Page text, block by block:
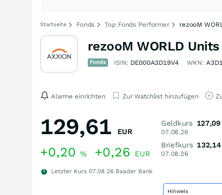
Startseite Fonds Top Fonds Performer rezooM
rezooM WORLD
Fonds ISIN: DE000A3D19V4 WKN:
Alarme einrichten Zur Watchlist hinzufügen
129,61 EUR
+0,20 % +0,26 EUR
Letzter Kurs 07.08.26 Baader Bank
Geldkurs
07.08.26
127,09
Briefkurs
07.08.26
132,14
Hinweis